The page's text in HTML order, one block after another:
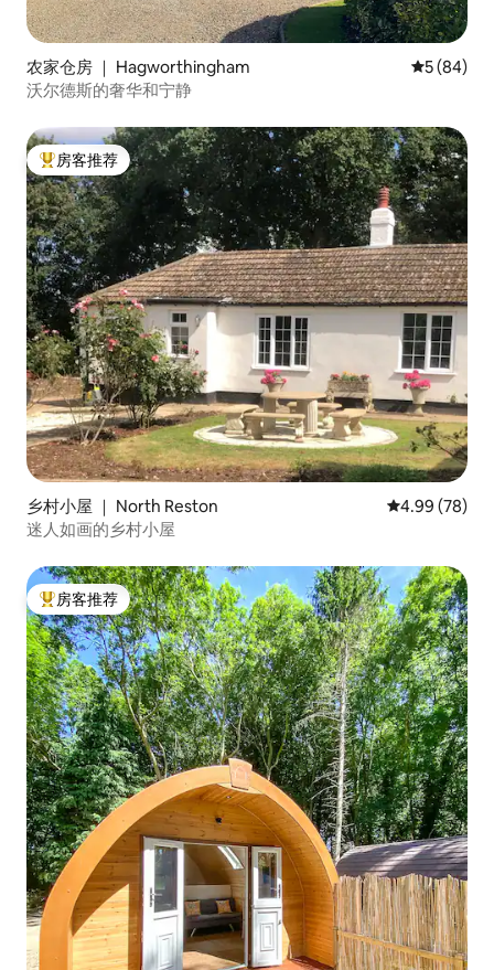
农家仓房 ｜ Hagworthingham 平均评分
5 (84)
沃尔德斯的奢华和宁静
热门「房客推荐」
房客推荐
乡村小屋 ｜ North Reston 平均评分 4.99
4.99 (78)
迷人如画的乡村小屋
热门「房客推荐」
房客推荐